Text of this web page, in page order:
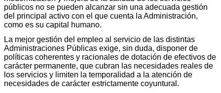
públicos no se pueden alcanzar sin una adecuada gestión
del principal activo con el que cuenta la Administración,
como es su capital humano.
La mejor gestión del empleo al servicio de las distintas
Administraciones Públicas exige, sin duda, disponer de
políticas coherentes y racionales de dotación de efectivos de
carácter permanente, que cubran las necesidades reales de
los servicios y limiten la temporalidad a la atención de
necesidades de carácter estrictamente coyuntural.